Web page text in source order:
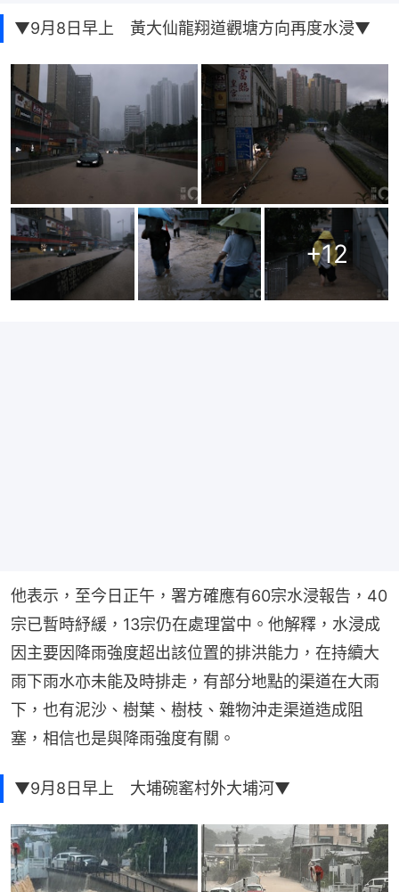
▼9月8日早上 黃大仙龍翔道觀塘方向再度水浸▼
+12
他表示，至今日正午，署方確應有60宗水浸報告，40
宗已暫時紓緩，13宗仍在處理當中。他解釋，水浸成
因主要因降雨強度超出該位置的排洪能力，在持續大
雨下雨水亦未能及時排走，有部分地點的渠道在大雨
下，也有泥沙、樹葉、樹枝、雜物沖走渠道造成阻
塞，相信也是與降雨強度有關。
▼9月8日早上 大埔碗窰村外大埔河▼